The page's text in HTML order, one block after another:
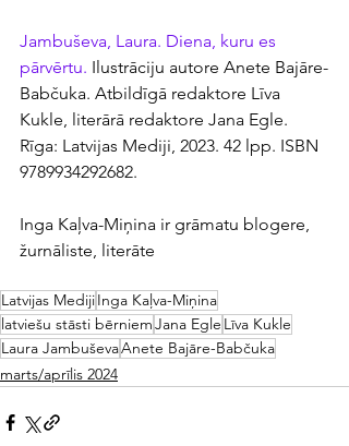
Jambuševa, Laura. Diena, kuru es
pārvērtu. Ilustrāciju autore Anete Bajāre-
Babčuka. Atbildīgā redaktore Līva
Kukle, literārā redaktore Jana Egle.
Rīga: Latvijas Mediji, 2023. 42 lpp. ISBN
9789934292682.
Inga Kaļva-Miņina ir grāmatu blogere,
žurnāliste, literāte
Latvijas MedijiInga Kaļva-Miņina
latviešu stāsti bērniemJana Egle Līva Kukle
Laura JambuševaAnete Bajāre-Babčuka
marts/aprīlis 2024